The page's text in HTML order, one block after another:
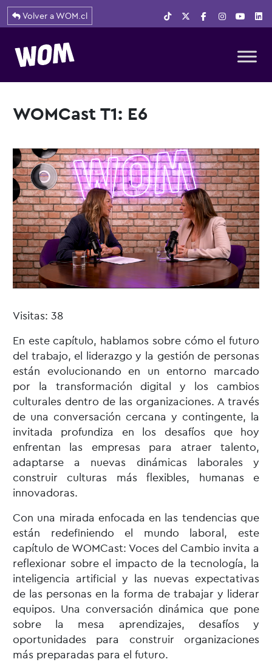
Volver a WOM.cl
Navegación principal
WOMCast T1: E6
Visitas: 38
En este capítulo, hablamos sobre cómo el futuro
del trabajo, el liderazgo y la gestión de personas
están evolucionando en un entorno marcado
por la transformación digital y los cambios
culturales dentro de las organizaciones. A través
de una conversación cercana y contingente, la
invitada profundiza en los desafíos que hoy
enfrentan las empresas para atraer talento,
adaptarse a nuevas dinámicas laborales y
construir culturas más flexibles, humanas e
innovadoras.
Con una mirada enfocada en las tendencias que
están redefiniendo el mundo laboral, este
capítulo de WOMCast: Voces del Cambio invita a
reflexionar sobre el impacto de la tecnología, la
inteligencia artificial y las nuevas expectativas
de las personas en la forma de trabajar y liderar
equipos. Una conversación dinámica que pone
sobre la mesa aprendizajes, desafíos y
oportunidades para construir organizaciones
más preparadas para el futuro.